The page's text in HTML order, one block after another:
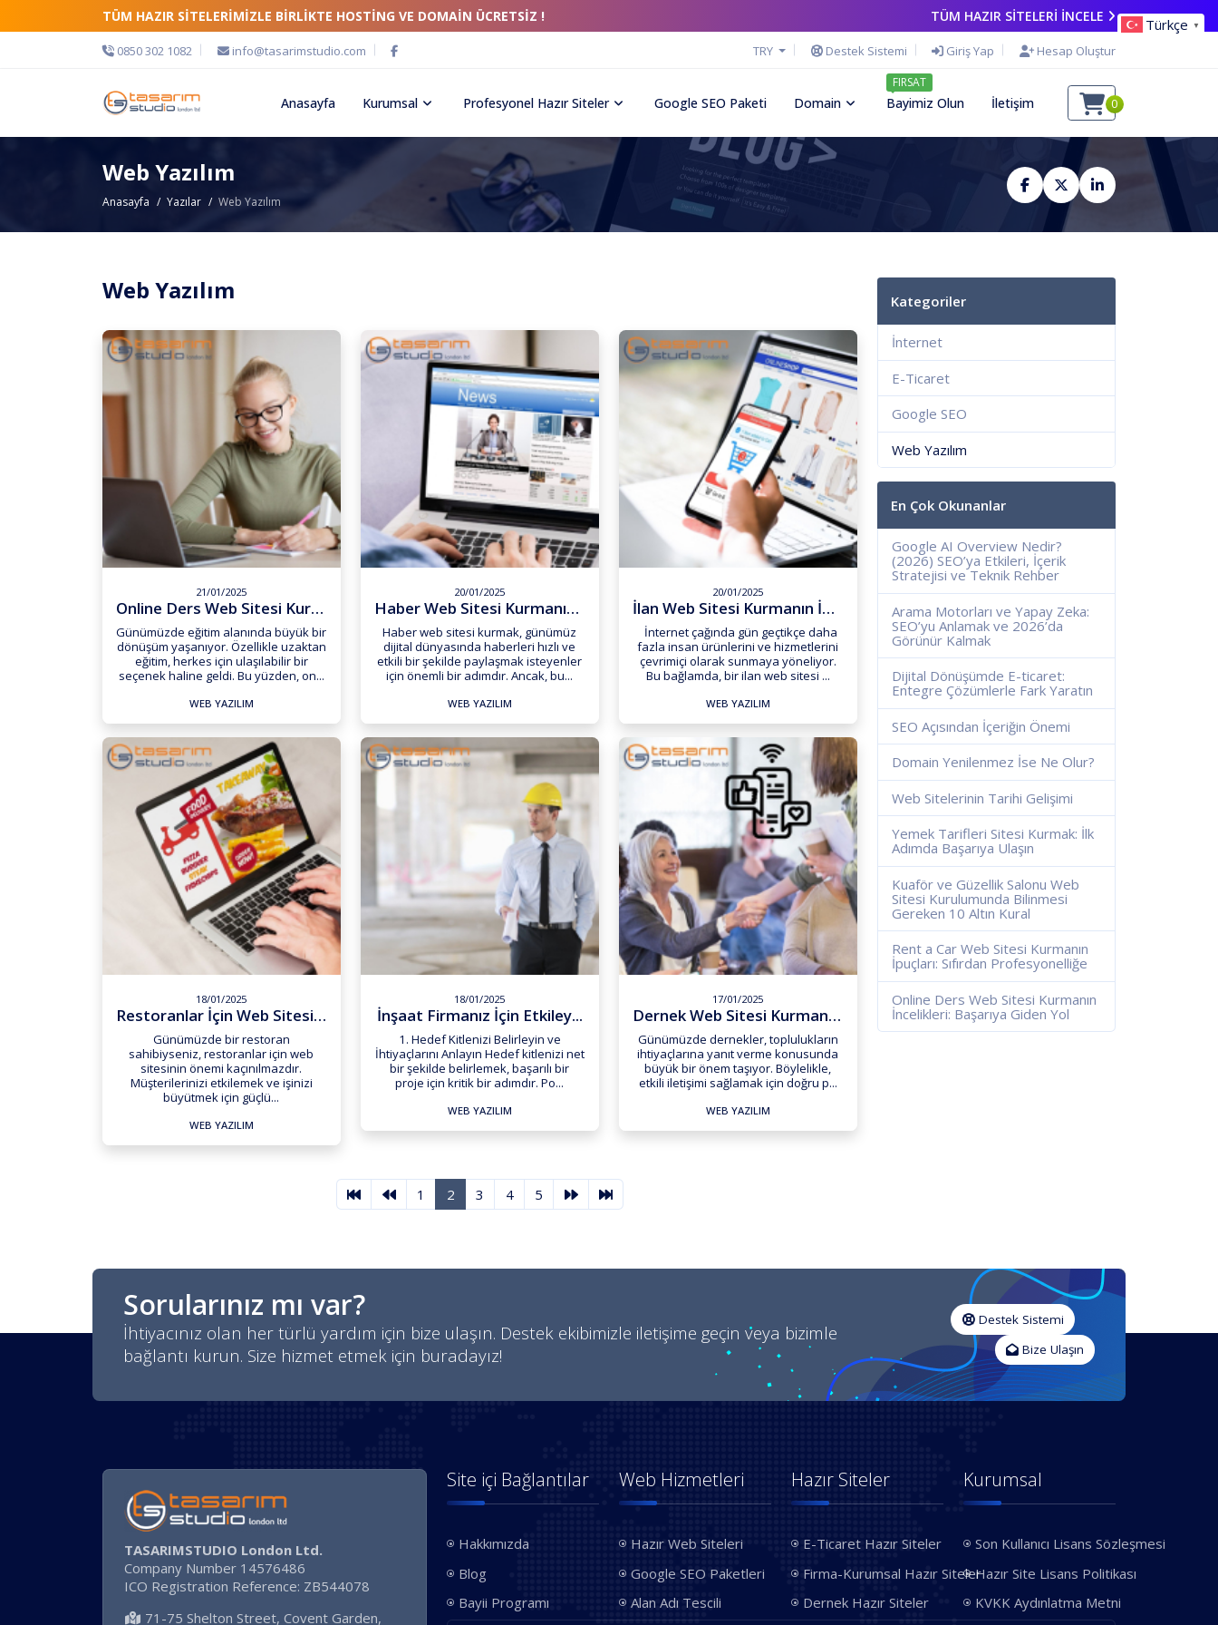
TÜM HAZIR SİTELERİMİZLE BİRLİKTE HOSTİNG VE DOMAİN ÜCRETSİZ ! TÜM HAZIR SİTELERİ İNCELE
0850 302 1082 info@tasarimstudio.com TRY Destek Sistemi Giriş Yap Hesap Oluştur
Anasayfa Kurumsal Profesyonel Hazır Siteler Google SEO Paketi Domain
FIRSAT
Bayimiz Olun İletişim 0
Web Yazılım
Anasayfa Yazılar Web Yazılım
Web Yazılım
21/01/2025
Online Ders Web Sitesi Kurma...
Günümüzde eğitim alanında büyük bir
dönüşüm yaşanıyor. Özellikle uzaktan
eğitim, herkes için ulaşılabilir bir
seçenek haline geldi. Bu yüzden, on...
WEB YAZILIM
20/01/2025
Haber Web Sitesi Kurmanın Pü...
Haber web sitesi kurmak, günümüz
dijital dünyasında haberleri hızlı ve
etkili bir şekilde paylaşmak isteyenler
için önemli bir adımdır. Ancak, bu...
WEB YAZILIM
20/01/2025
İlan Web Sitesi Kurmanın İpu...
İnternet çağında gün geçtikçe daha
fazla insan ürünlerini ve hizmetlerini
çevrimiçi olarak sunmaya yöneliyor.
Bu bağlamda, bir ilan web sitesi ...
WEB YAZILIM
18/01/2025
Restoranlar İçin Web Sitesi:...
Günümüzde bir restoran
sahibiyseniz, restoranlar için web
sitesinin önemi kaçınılmazdır.
Müşterilerinizi etkilemek ve işinizi
büyütmek için güçlü...
WEB YAZILIM
18/01/2025
İnşaat Firmanız İçin Etkiley...
1. Hedef Kitlenizi Belirleyin ve
İhtiyaçlarını Anlayın Hedef kitlenizi net
bir şekilde belirlemek, başarılı bir
proje için kritik bir adımdır. Po...
WEB YAZILIM
17/01/2025
Dernek Web Sitesi Kurmanın A...
Günümüzde dernekler, toplulukların
ihtiyaçlarına yanıt verme konusunda
büyük bir önem taşıyor. Böylelikle,
etkili iletişimi sağlamak için doğru p...
WEB YAZILIM
1 2 3 4 5
Kategoriler
İnternet
E-Ticaret
Google SEO
Web Yazılım
En Çok Okunanlar
Google AI Overview Nedir?
(2026) SEO’ya Etkileri, İçerik
Stratejisi ve Teknik Rehber
Arama Motorları ve Yapay Zeka:
SEO’yu Anlamak ve 2026’da
Görünür Kalmak
Dijital Dönüşümde E-ticaret:
Entegre Çözümlerle Fark Yaratın
SEO Açısından İçeriğin Önemi
Domain Yenilenmez İse Ne Olur?
Web Sitelerinin Tarihi Gelişimi
Yemek Tarifleri Sitesi Kurmak: İlk
Adımda Başarıya Ulaşın
Kuaför ve Güzellik Salonu Web
Sitesi Kurulumunda Bilinmesi
Gereken 10 Altın Kural
Rent a Car Web Sitesi Kurmanın
İpuçları: Sıfırdan Profesyonelliğe
Online Ders Web Sitesi Kurmanın
İncelikleri: Başarıya Giden Yol
Sorularınız mı var?
İhtiyacınız olan her türlü yardım için bize ulaşın. Destek ekibimizle iletişime geçin veya bizimle
bağlantı kurun. Size hizmet etmek için buradayız!
Destek Sistemi
Bize Ulaşın
TASARIMSTUDIO London Ltd.
Company Number 14576486
ICO Registration Reference: ZB544078
71-75 Shelton Street, Covent Garden,
Site içi Bağlantılar
Hakkımızda
Blog
Bayii Programı
Web Hizmetleri
Hazır Web Siteleri
Google SEO Paketleri
Alan Adı Tescili
Hazır Siteler
E-Ticaret Hazır Siteler
Firma-Kurumsal Hazır Siteler
Dernek Hazır Siteler
Kurumsal
Son Kullanıcı Lisans Sözleşmesi
Hazır Site Lisans Politikası
KVKK Aydınlatma Metni
Türkçe ▼